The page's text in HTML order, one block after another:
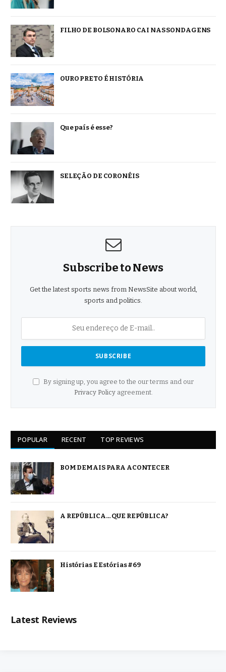
FILHO DE BOLSONARO CAI NAS SONDAGENS
OURO PRETO É HISTÓRIA
Que país é esse?
SELEÇÃO DE CORONÉIS
Subscribe to News
Get the latest sports news from NewsSite about world,
sports and politics.
By signing up, you agree to the our terms and our
Privacy Policyagreement.
POPULAR RECENT TOP REVIEWS
BOM DEMAIS PARA ACONTECER
A REPÚBLICA… QUE REPÚBLICA?
Histórias E Estórias #69
Latest Reviews